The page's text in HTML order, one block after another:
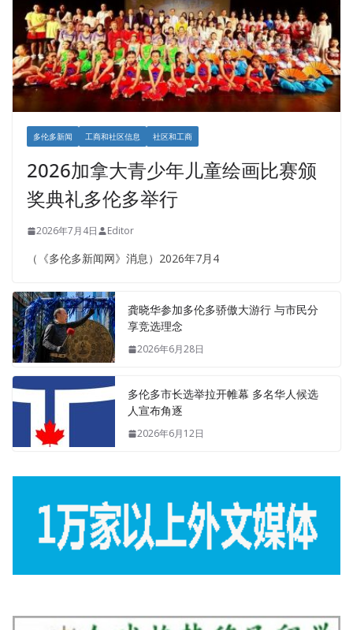
多伦多新闻 工商和社区信息 社区和工商
2026加拿大青少年儿童绘画比赛颁
奖典礼多伦多举行
2026年7月4日 Editor
（《多伦多新闻网》消息）2026年7月4
龚晓华参加多伦多骄傲大游行 与市民分
享竞选理念
2026年6月28日
多伦多市长选举拉开帷幕 多名华人候选
人宣布角逐
2026年6月12日